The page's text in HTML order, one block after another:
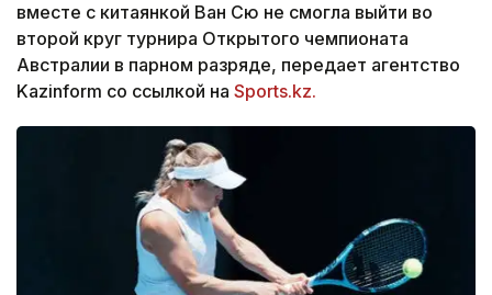
вместе с китаянкой Ван Сю не смогла выйти во
второй круг турнира Открытого чемпионата
Австралии в парном разряде, передает агентство
Kazinform со ссылкой на Sports.kz.